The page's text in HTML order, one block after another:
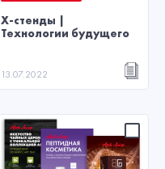
X-стенды |
Технологии будущего
13.07.2022